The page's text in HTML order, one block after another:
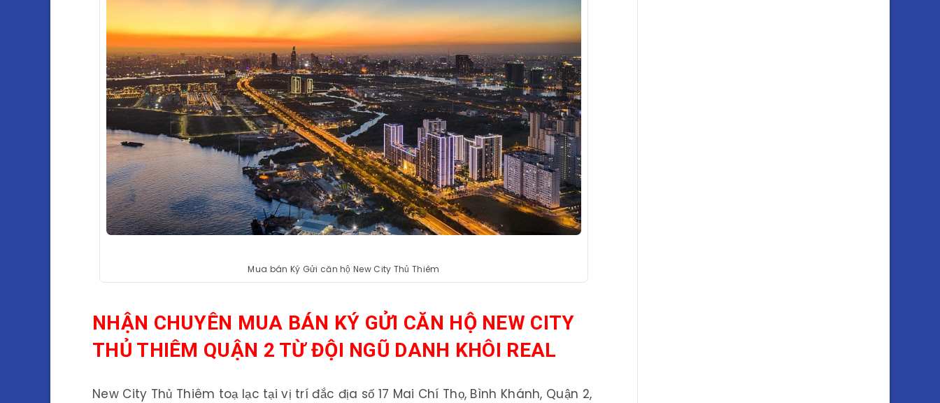
Mua bán Ký Gửi căn hộ New City Thủ Thiêm
NHẬN CHUYÊN MUA BÁN KÝ GỬI CĂN HỘ NEW CITY
THỦ THIÊM QUẬN 2 TỪ ĐỘI NGŨ DANH KHÔI REAL
New City Thủ Thiêm toạ lạc tại vị trí đắc địa số 17 Mai Chí Thọ, Bình Khánh, Quận 2,